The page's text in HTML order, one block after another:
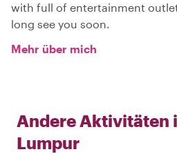
with full of entertainment
long see you soon.
Mehr über mich
Andere Aktivitäten
Lumpur